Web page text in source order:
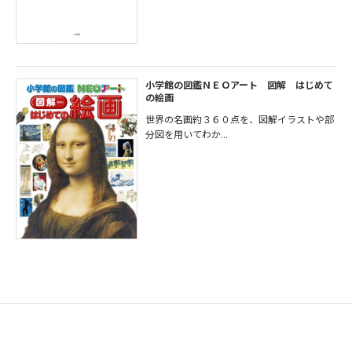
小学館の図鑑ＮＥＯアート 図解 はじめて
の絵画
世界の名画約３６０点を、図解イラストや部
分図を用いてわか...